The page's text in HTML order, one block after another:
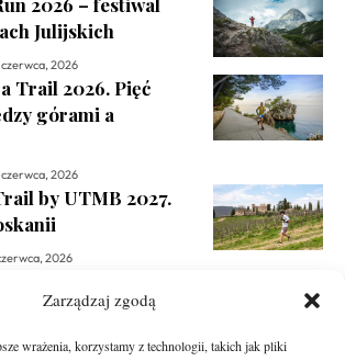
Zarządzaj zgodą
wrażenia, korzystamy z technologii, takich jak pliki
Julijskich
2026
Trail 2026. Pięć
górami a
2026
by UTMB 2027.
2026